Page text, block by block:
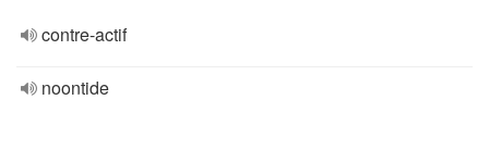
contre-actif
noontide